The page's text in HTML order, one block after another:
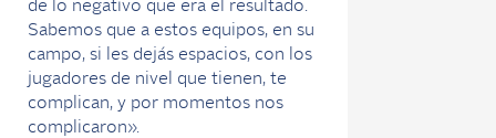
de lo negativo que era el resultado.
Sabemos que a estos equipos, en su
campo, si les dejás espacios, con los
jugadores de nivel que tienen, te
complican, y por momentos nos
complicaron».